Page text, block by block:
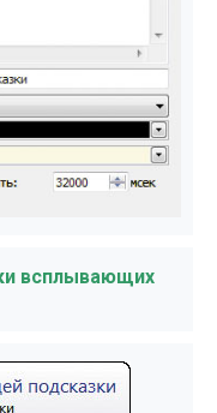
всплывающих